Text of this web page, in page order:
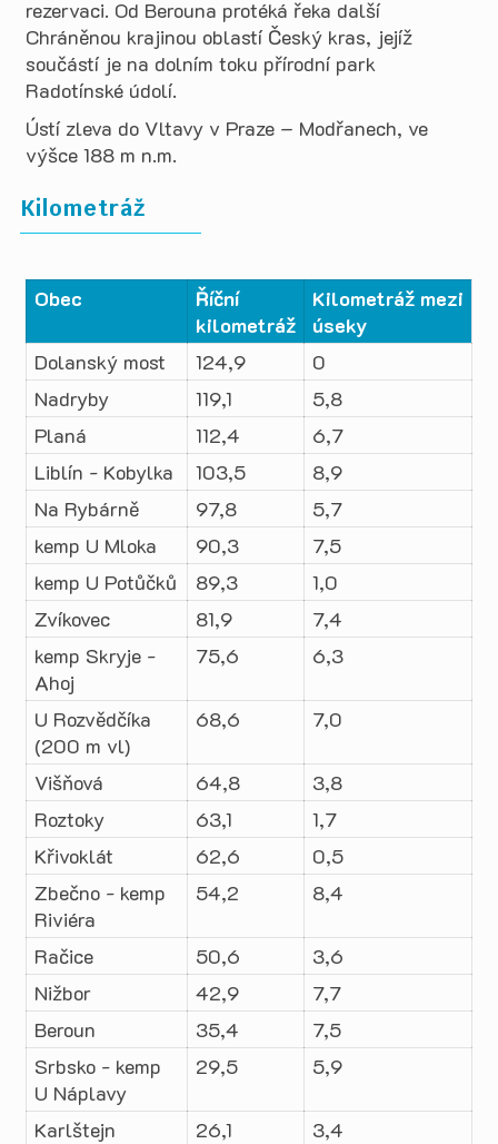
rezervaci. Od Berouna protéká řeka další
Chráněnou krajinou oblastí Český kras, jejíž
součástí je na dolním toku přírodní park
Radotínské údolí.
Ústí zleva do Vltavy v Praze – Modřanech, ve
výšce 188 m n.m.
Kilometráž
Obec
Říční
kilometráž
Kilometráž mezi
úseky
Dolanský most
124,9
0
Nadryby
119,1
5,8
Planá
112,4
6,7
Liblín - Kobylka
103,5
8,9
Na Rybárně
97,8
5,7
kemp U Mloka
90,3
7,5
kemp U Potůčků
89,3
1,0
Zvíkovec
81,9
7,4
kemp Skryje -
Ahoj
75,6 6,3
U Rozvědčíka
(200 m vl)
68,6 7,0
Višňová 64,8
3,8
Roztoky
63,1
1,7
Křivoklát
62,6
0,5
Zbečno - kemp
Riviéra
54,2 8,4
Račice 50,6
3,6
Nižbor
42,9
7,7
Beroun
35,4
7,5
Srbsko - kemp
U Náplavy
29,5 5,9
Karlštejn 26,1
3,4